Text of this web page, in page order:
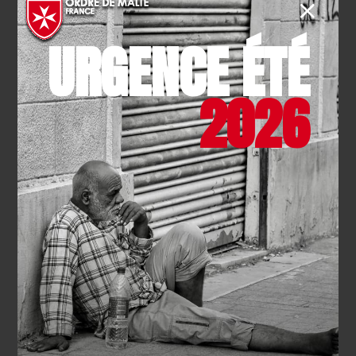
SOLIDARITÉ- 17.07.2026
Canicule : l’Ordre de Malte
France sur tous les fronts
EN SAVOIR PLUS
URGENCE ÉTÉ
2026